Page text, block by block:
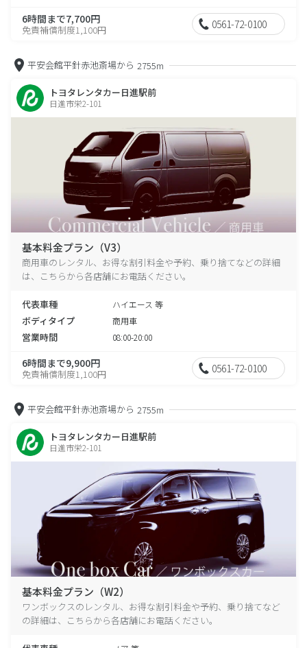
6時間まで7,700円
免責補償制度1,100円 0561-72-0100
平安会館平針赤池斎場から 2755m
トヨタレンタカー日進駅前
日進市栄2-101
基本料金プラン（V3）
商用車のレンタル、お得な割引料金や予約、乗り捨てなどの詳細
は、こちらから各店舗にお電話ください。
代表車種 ハイエース 等
ボディタイプ 商用車
営業時間 08:00-20:00
6時間まで9,900円
免責補償制度1,100円 0561-72-0100
平安会館平針赤池斎場から 2755m
トヨタレンタカー日進駅前
日進市栄2-101
基本料金プラン（W2）
ワンボックスのレンタル、お得な割引料金や予約、乗り捨てなど
の詳細は、こちらから各店舗にお電話ください。